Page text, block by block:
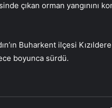
çıkan orman yangınını
Buharkent ilçesi
boyunca sürdü.